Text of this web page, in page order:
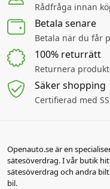
Rådfråga innan
Betala senare
Betala när du får
100% returrätt
Returnera
Säker shopping
Certifierad med
Openauto.se är en
sätesöverdrag. I vår butik
sätesöverdrag och andra
bil.